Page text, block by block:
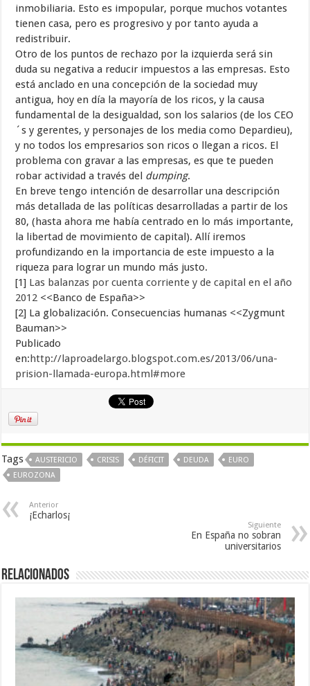
inmobiliaria. Esto es impopular, porque muchos votantes
tienen casa, pero es progresivo y por tanto ayuda a
redistribuir.
Otro de los puntos de rechazo por la izquierda será sin
duda su negativa a reducir impuestos a las empresas. Esto
está anclado en una concepción de la sociedad muy
antigua, hoy en día la mayoría de los ricos, y la causa
fundamental de la desigualdad, son los salarios (de los CEO
´s y gerentes, y personajes de los media como Depardieu),
y no todos los empresarios son ricos o llegan a ricos. El
problema con gravar a las empresas, es que te pueden
robar actividad a través del dumping.
En breve tengo intención de desarrollar una descripción
más detallada de las políticas desarrolladas a partir de los
80, (hasta ahora me había centrado en lo más importante,
la libertad de movimiento de capital). Allí iremos
profundizando en la importancia de este impuesto a la
riqueza para lograr un mundo más justo.
[1] Las balanzas por cuenta corriente y de capital en el año
2012 <<Banco de España>>
[2] La globalización. Consecuencias humanas <<Zygmunt
Bauman>>
Publicado
en:http://laproadelargo.blogspot.com.es/2013/06/una-
prision-llamada-europa.html#more
Tags AUSTERICIO CRISIS DÉFICIT DEUDA
EURO
EUROZONA
Anterior
¡Echarlos¡
Siguiente
En España no sobran
universitarios
Relacionados